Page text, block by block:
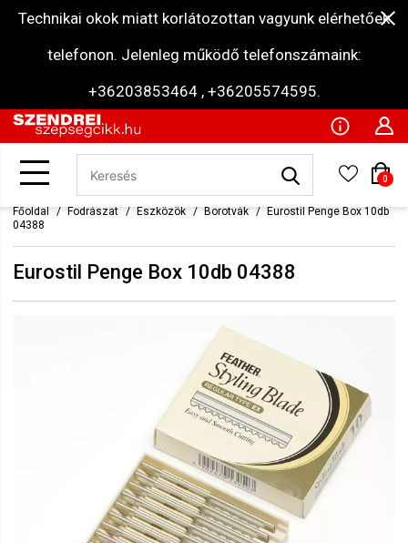
Technikai okok miatt korlátozottan vagyunk elérhetőek
telefonon. Jelenleg működő telefonszámaink:
+36203853464 , +36205574595.
0
Főoldal Fodrászat Eszközök Borotvák
Eurostil Penge Box 10db
04388
Eurostil Penge Box 10db 04388